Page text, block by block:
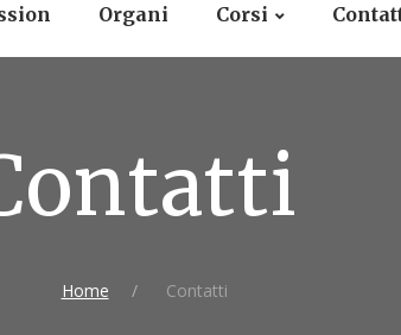
Organi Corsi
Home Contatti